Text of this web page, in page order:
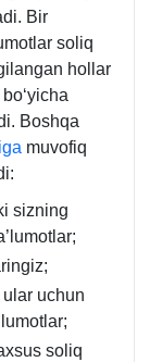
Bir
soliq
hollar
Boshqa
muvofiq
sizning
uchun
soliq